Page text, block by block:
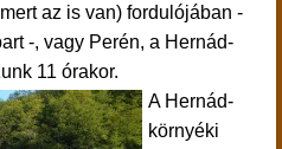
az is van) fordulójában -
-, vagy Perén, a Hernád-
11 órakor.
A Hernád-
környéki